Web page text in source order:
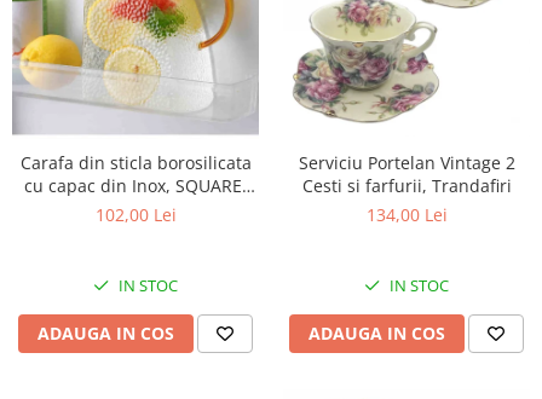
Carafa din sticla borosilicata
cu capac din Inox, SQUARE,
1400 ml, 9x13x20 cm
102,00 Lei
IN STOC
ADAUGA IN COS
Serviciu Portelan Vintage 2
Cesti si farfurii, Trandafiri
134,00 Lei
IN STOC
ADAUGA IN COS